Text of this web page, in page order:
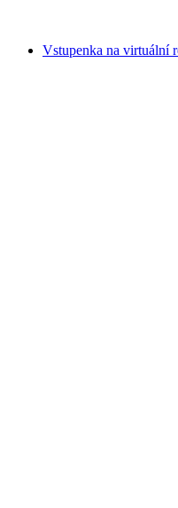
Vstupenka na virtuální